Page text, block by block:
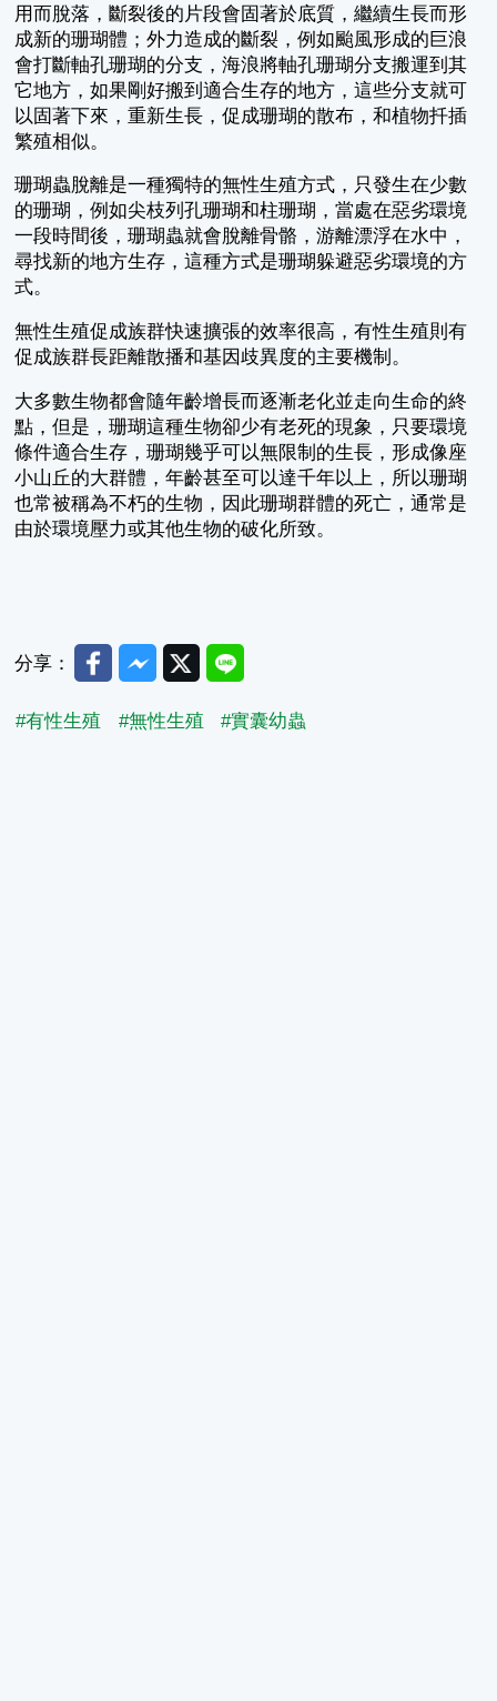
用而脫落，斷裂後的片段會固著於底質，繼續生長而形
成新的珊瑚體；外力造成的斷裂，例如颱風形成的巨浪
會打斷軸孔珊瑚的分支，海浪將軸孔珊瑚分支搬運到其
它地方，如果剛好搬到適合生存的地方，這些分支就可
以固著下來，重新生長，促成珊瑚的散布，和植物扦插
繁殖相似。
珊瑚蟲脫離是一種獨特的無性生殖方式，只發生在少數
的珊瑚，例如尖枝列孔珊瑚和柱珊瑚，當處在惡劣環境
一段時間後，珊瑚蟲就會脫離骨骼，游離漂浮在水中，
尋找新的地方生存，這種方式是珊瑚躲避惡劣環境的方
式。
無性生殖促成族群快速擴張的效率很高，有性生殖則有
促成族群長距離散播和基因歧異度的主要機制。
大多數生物都會隨年齡增長而逐漸老化並走向生命的終
點，但是，珊瑚這種生物卻少有老死的現象，只要環境
條件適合生存，珊瑚幾乎可以無限制的生長，形成像座
小山丘的大群體，年齡甚至可以達千年以上，所以珊瑚
也常被稱為不朽的生物，因此珊瑚群體的死亡，通常是
由於環境壓力或其他生物的破化所致。
分享： FacebookMessenger
TwitterLine
#有性生殖 #無性生殖 #實囊幼蟲